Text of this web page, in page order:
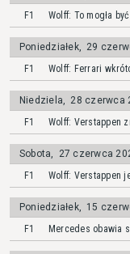
F1
Wolff: To mogła
Poniedziałek, 29
F1
Wolff: Ferrari
Niedziela, 28 czerwca
F1
Wolff: Verstappen
Sobota,
27 czerwca
F1
Wolff: Verstappen
Poniedziałek, 15
F1
Mercedes obawia